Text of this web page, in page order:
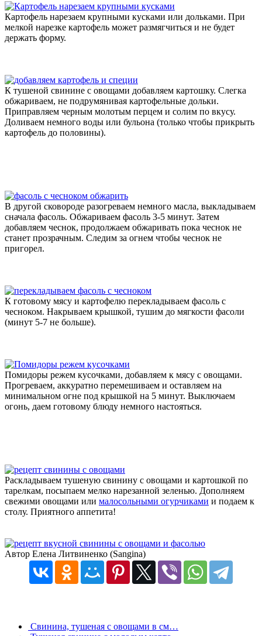
Картофель нарезаем крупными кусками или дольками. При
мелкой нарезке картофель может размягчиться и не будет
держать форму.
К тушеной свинине с овощами добавляем картошку. Слегка
обжариваем, не подрумянивая картофельные дольки.
Приправляем черным молотым перцем и солим по вкусу.
Доливаем немного воды или бульона (только чтобы прикрыть
картофель до половины).
В другой сковороде разогреваем немного масла, выкладываем
сначала фасоль. Обжариваем фасоль 3-5 минут. Затем
добавляем чеснок, продолжаем обжаривать пока чеснок не
станет прозрачным. Следим за огнем чтобы чеснок не
пригорел.
К готовому мясу и картофелю перекладываем фасоль с
чесноком. Накрываем крышкой, тушим до мягкости фасоли
(минут 5-7 не больше).
Помидоры режем кусочками, добавляем к мясу с овощами.
Прогреваем, аккуратно перемешиваем и оставляем на
минимальном огне под крышкой на 5 минут. Выключаем
огонь, даем готовому блюду немного настояться.
Раскладываем тушеную свинину с овощами и картошкой по
тарелкам, посыпаем мелко нарезанной зеленью. Дополняем
свежими овощами или малосольными огурчиками и подаем к
столу. Приятного аппетита!
Автор Елена Литвиненко (Sangina)
Свинина, тушеная с овощами в см…